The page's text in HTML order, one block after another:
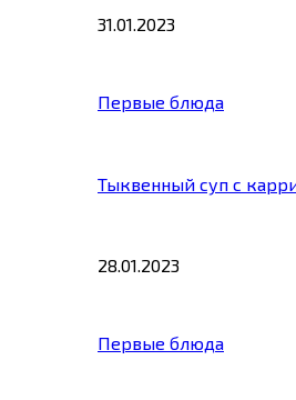
31.01.2023
Первые блюда
Тыквенный суп с
28.01.2023
Первые блюда